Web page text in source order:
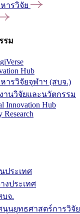
ารวิจัย
รม
Hub
ารวิจัยจุฬาฯ (สบจ.)
านวิจัยและนวัตกรรม
Innovation Hub
Research
ประเทศ
งประเทศ
บจ.
นยุทธศาสตร์การวิจัย